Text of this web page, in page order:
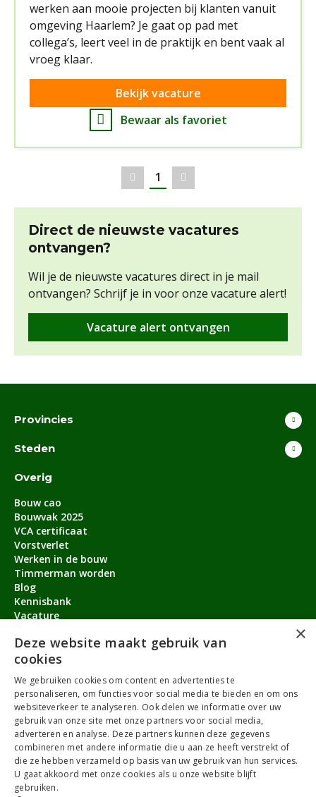
werken aan mooie projecten bij klanten vanuit
omgeving Haarlem? Je gaat op pad met
collega’s, leert veel in de praktijk en bent vaak al
vroeg klaar.
Bekijk vacature
Bewaar als favoriet
Vorige
1
Direct de nieuwste vacatures
ontvangen?
Wil je de nieuwste vacatures direct in je mail
ontvangen? Schrijf je in voor onze vacature alert!
Vacature alert ontvangen
Provincies
Steden
Overig
Bouw cao
Bouwvak 2025
VCA certificaat
Vorstverlet
Werken in de bouw
Timmerman worden
Blog
Kennisbank
Vacature
Contact
Over ons
service@timmermanvacature.nl
088-7060802
Facebook
YoutubeLinkedInInstagram
×
Deze website maakt gebruik van
cookies
We gebruiken cookies om content en advertenties te
personaliseren, om functies voor social media te bieden en om ons
websiteverkeer te analyseren. Ook delen we informatie over uw
gebruik van onze site met onze partners voor social media,
adverteren en analyse. Deze partners kunnen deze gegevens
combineren met andere informatie die u aan ze heeft verstrekt of
die ze hebben verzameld op basis van uw gebruik van hun services.
U gaat akkoord met onze cookies als u onze website blijft
gebruiken.